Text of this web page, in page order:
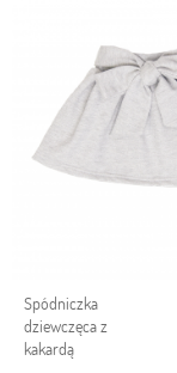
Spódniczka
dziewczęca z
kakardą